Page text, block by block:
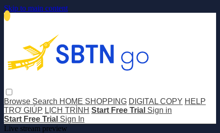
Skip to main content
Browse Search HOME SHOPPING DIGITAL COPY HELP
TRỢ GIÚP LỊCH TRÌNH Start Free Trial Sign in
Start Free Trial Sign In
Live stream preview